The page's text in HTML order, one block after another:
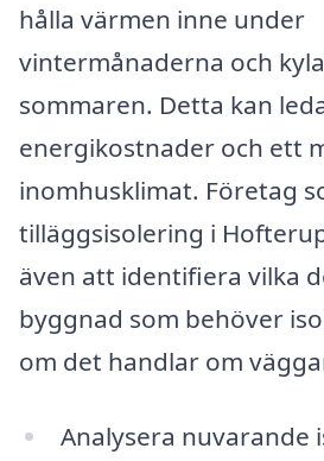
hålla värmen inne under
vintermånaderna och
sommaren. Detta kan
energikostnader och ett
inomhusklimat. Företag
tilläggsisolering i
även att identifiera vilka
byggnad som behöver
om det handlar om
Analysera nuvarande